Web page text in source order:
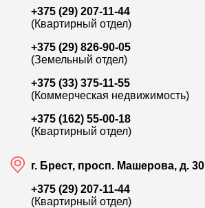
+375 (29) 207-11-44
(Квартирный отдел)
+375 (29) 826-90-05
(Земельный отдел)
+375 (33) 375-11-55
(Коммерческая недвижимость)
+375 (162) 55-00-18
(Квартирный отдел)
г. Брест, просп. Машерова, д. 30
+375 (29) 207-11-44
(Квартирный отдел)